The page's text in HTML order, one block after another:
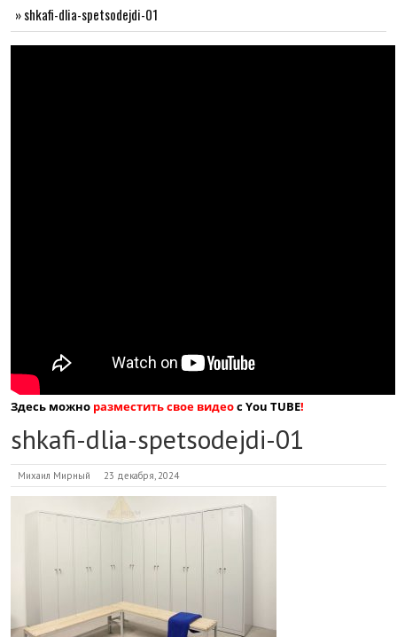
»shkafi-dlia-spetsodejdi-01
Здесь можно разместить свое видеос You TUBE!
shkafi-dlia-spetsodejdi-01
Михаил Мирный 23 декабря, 2024